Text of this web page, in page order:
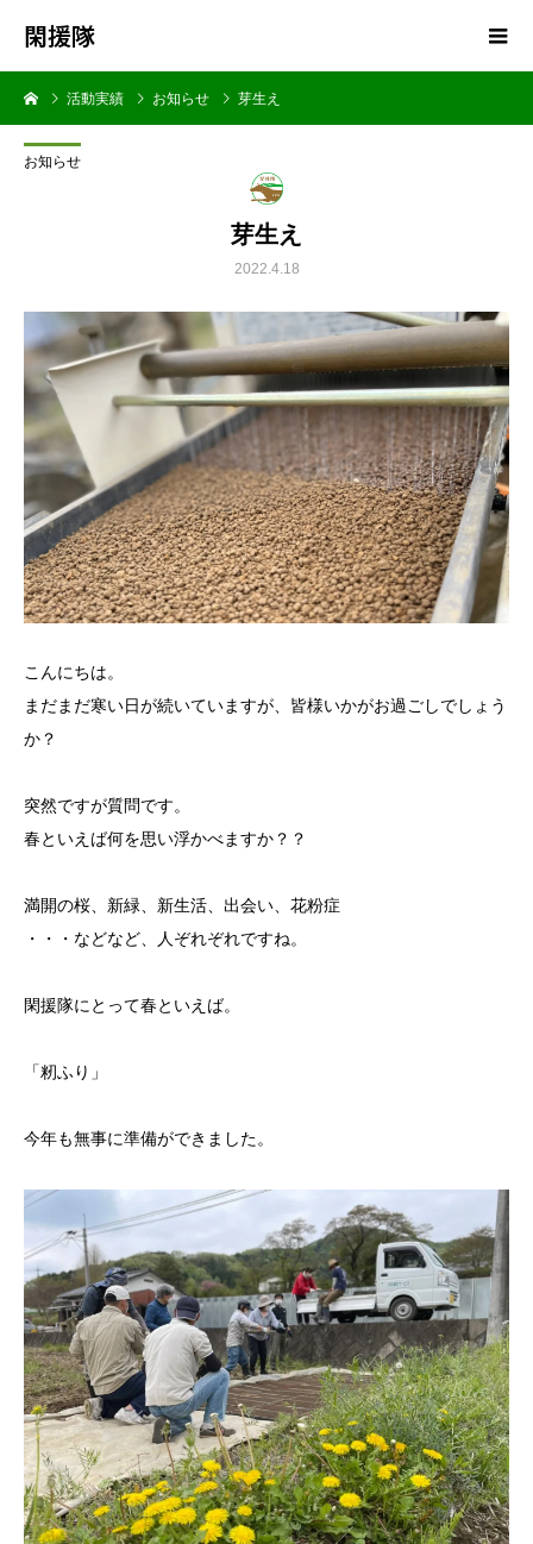
閑援隊
活動実績 お知らせ 芽生え
お知らせ
芽生え
2022.4.18
こんにちは。
まだまだ寒い日が続いていますが、皆様いかがお過ごしでしょう
か？
突然ですが質問です。
春といえば何を思い浮かべますか？？
満開の桜、新緑、新生活、出会い、花粉症
・・・などなど、人ぞれぞれですね。
閑援隊にとって春といえば。
「籾ふり」
今年も無事に準備ができました。